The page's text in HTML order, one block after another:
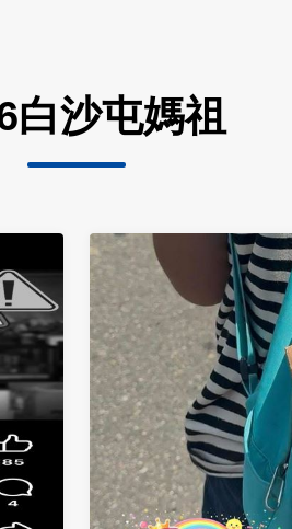
白沙屯媽祖